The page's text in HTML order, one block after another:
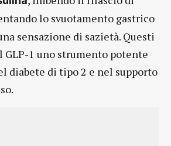
lo svuotamento gastrico
sensazione di sazietà. Questi
1 uno strumento potente
diabete di tipo 2 e nel supporto